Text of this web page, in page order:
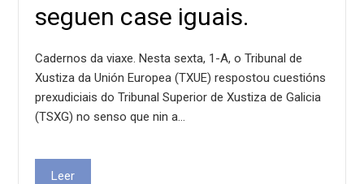
seguen case iguais.
Cadernos da viaxe. Nesta sexta, 1-A, o Tribunal de
Xustiza da Unión Europea (TXUE) respostou cuestións
prexudiciais do Tribunal Superior de Xustiza de Galicia
(TSXG) no senso que nin a…
Leer